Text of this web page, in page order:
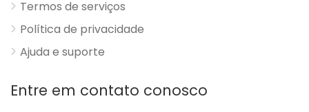
Termos de serviços
Política de privacidade
Ajuda e suporte
Entre em contato conosco